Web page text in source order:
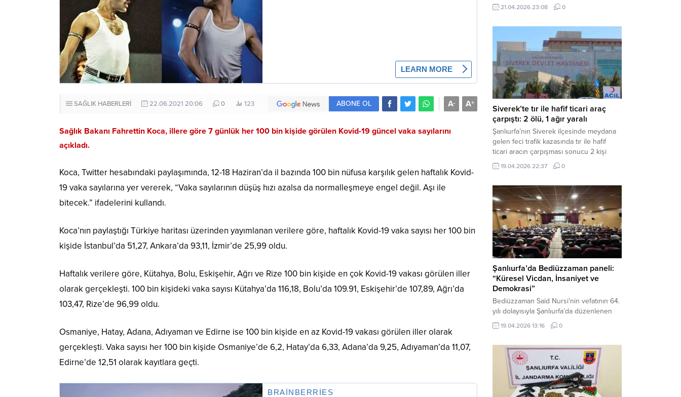
SAĞLIK HABERLERİ 22.06.2021 20:06 0 123 A+
A-
ABONE OL
Sağlık Bakanı Fahrettin Koca, illere göre 7 günlük her 100 bin kişide görülen Kovid-19 güncel vaka sayılarını
açıkladı.
Koca, Twitter hesabındaki paylaşımında, 12-18 Haziran’da il bazında 100 bin nüfusa karşılık gelen haftalık Kovid-
19 vaka sayılarına yer vererek, “Vaka sayılarının düşüş hızı azalsa da normalleşmeye engel değil. Aşı ile
bitecek.” ifadelerini kullandı.
Koca’nın paylaştığı Türkiye haritası üzerinden yayımlanan verilere göre, haftalık Kovid-19 vaka sayısı her 100 bin
kişide İstanbul’da 51,27, Ankara’da 93,11, İzmir’de 25,99 oldu.
Haftalık verilere göre, Kütahya, Bolu, Eskişehir, Ağrı ve Rize 100 bin kişide en çok Kovid-19 vakası görülen iller
olarak gerçekleşti. 100 bin kişideki vaka sayısı Kütahya’da 116,18, Bolu’da 109.91, Eskişehir’de 107,89, Ağrı’da
103,47, Rize’de 96,99 oldu.
Osmaniye, Hatay, Adana, Adıyaman ve Edirne ise 100 bin kişide en az Kovid-19 vakası görülen iller olarak
gerçekleşti. Vaka sayısı her 100 bin kişide Osmaniye’de 6,2, Hatay’da 6,33, Adana’da 9,25, Adıyaman’da 11,07,
Edirne’de 12,51 olarak kayıtlara geçti.
ilçesinde düzenlenen operasyonla,
hakkında kesinleşmiş hapis cezası
teslim edildi. Haber Merkezi – Şanlıurfa
Valiliği İl Basın ve Halkla İlişkiler
Müdürlüğü tarafından yapılan açıklamaya
göre; İl...
21.04.2026 23:08 0
Siverek’te tır ile hafif ticari araç
çarpıştı: 2 ölü, 1 ağır yaralı
Şanlıurfa’nın Siverek ilçesinde meydana
gelen feci trafik kazasında tır ile hafif
ticari aracın çarpışması sonucu 2 kişi
yaşamını yitirdi, 1 kişi ise ağır yaralandı.
Haber Merkezi – Siverek-Adıyaman kara
çarpışması sonucu meydana gelen
kazada can pazarı yaşandı. Kafa Kafaya
Çarpıştılar Edinilen bilgilere göre,
Hüseyin Çelik (29)...
19.04.2026 22:37 0
Şanlıurfa’da Bediüzzaman paneli:
“Küresel Vicdan, İnsaniyet ve
Demokrasi”
Bediüzzaman Said Nursi’nin vefatının 64.
yılı dolayısıyla Şanlıurfa’da düzenlenen
panelde, günümüzün manevi ve
toplumsal sorunlarına Risale-i Nur
Necmettin Cevheri Kültür Merkezi’nde
gerçekleştirilen “Küresel Vicdan,
İnsaniyet ve Demokrasi” başlıklı panel,
hürriyet, adalet ve hukuk vurgularıyla
yoğun katılıma sahne oldu. Haber
19.04.2026 13:16 0